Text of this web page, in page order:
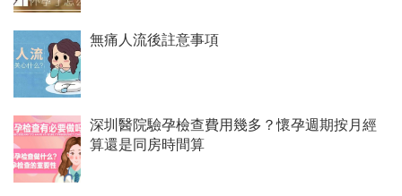
無痛人流後註意事項
深圳醫院驗孕檢查費用幾多？懷孕週期按月經
算還是同房時間算